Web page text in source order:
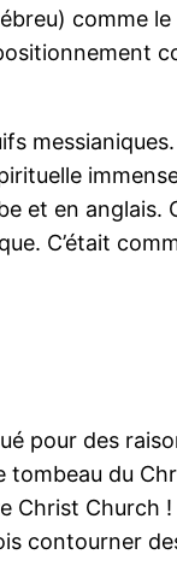
comme
et en anglais.
C’était
pour des
tombeau du
Christ Church
contourner